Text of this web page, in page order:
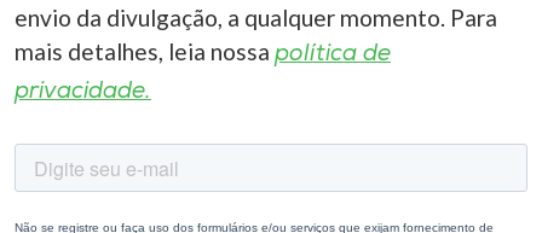
envio da divulgação, a qualquer momento. Para
mais detalhes, leia nossa política de
privacidade.